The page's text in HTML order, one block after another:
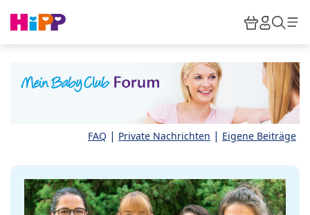
HiPP
FAQ | Private Nachrichten | Eigene Beiträge